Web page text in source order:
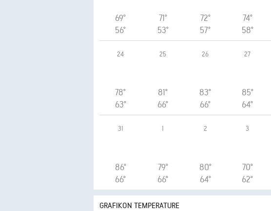
69°
56°
71°
53°
72°
57°
74°
58°
24
78°
63°
25
81°
66°
26
83°
66°
27
85°
64°
31
86°
66°
1
79°
66°
2
80°
64°
3
70°
62°
GRAFIKON TEMPERATURE